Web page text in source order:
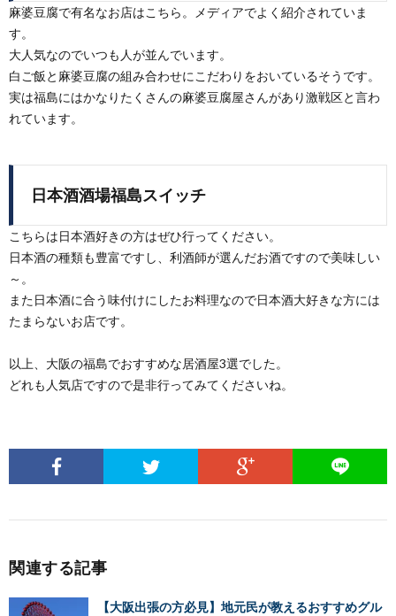
麻婆豆腐で有名なお店はこちら。メディアでよく紹介されていま
す。
大人気なのでいつも人が並んでいます。
白ご飯と麻婆豆腐の組み合わせにこだわりをおいているそうです。
実は福島にはかなりたくさんの麻婆豆腐屋さんがあり激戦区と言わ
れています。
日本酒酒場福島スイッチ
こちらは日本酒好きの方はぜひ行ってください。
日本酒の種類も豊富ですし、利酒師が選んだお酒ですので美味しい
～。
また日本酒に合う味付けにしたお料理なので日本酒大好きな方には
たまらないお店です。
以上、大阪の福島でおすすめな居酒屋3選でした。
どれも人気店ですので是非行ってみてくださいね。
関連する記事
【大阪出張の方必見】地元民が教えるおすすめグル